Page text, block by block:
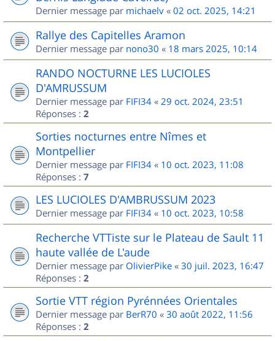
Dernier message par michaelv « 02 oct. 2025, 14:21
Rallye des Capitelles Aramon
Dernier message par nono30 « 18 mars 2025, 10:14
RANDO NOCTURNE LES LUCIOLES
D'AMRUSSUM
Dernier message par FIFI34 « 29 oct. 2024, 23:51
Réponses : 2
Sorties nocturnes entre Nîmes et
Montpellier
Dernier message par FIFI34 « 10 oct. 2023, 11:08
Réponses : 7
LES LUCIOLES D'AMBRUSSUM 2023
Dernier message par FIFI34 « 10 oct. 2023, 10:58
Recherche VTTiste sur le Plateau de Sault 11
haute vallée de L'aude
Dernier message par OlivierPike « 30 juil. 2023, 16:47
Réponses : 2
Sortie VTT région Pyrénnées Orientales
Dernier message par BerR70 « 30 août 2022, 11:56
Réponses : 2